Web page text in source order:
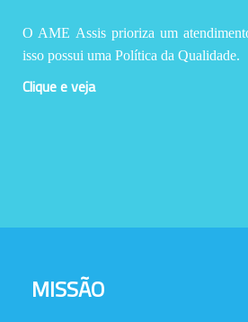
O AME Assis prioriza um
isso possui uma Política da Qualidade.
Clique e veja
MISSÃO